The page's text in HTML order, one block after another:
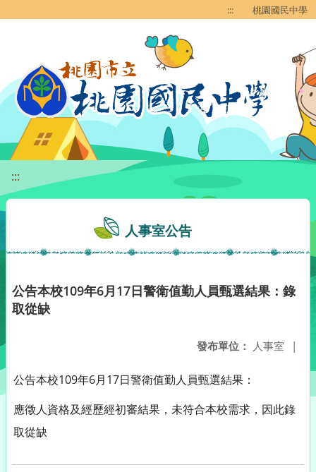
::: 桃園國民中學
:::
人事室公告
公告本校109年6月17日警衛值勤人員甄選結果：錄
取從缺
發布單位： 人事室 |
公告本校109年6月17日警衛值勤人員甄選結果：
應徵人資格及經歷經初審結果，未符合本校需求，因此錄
取從缺